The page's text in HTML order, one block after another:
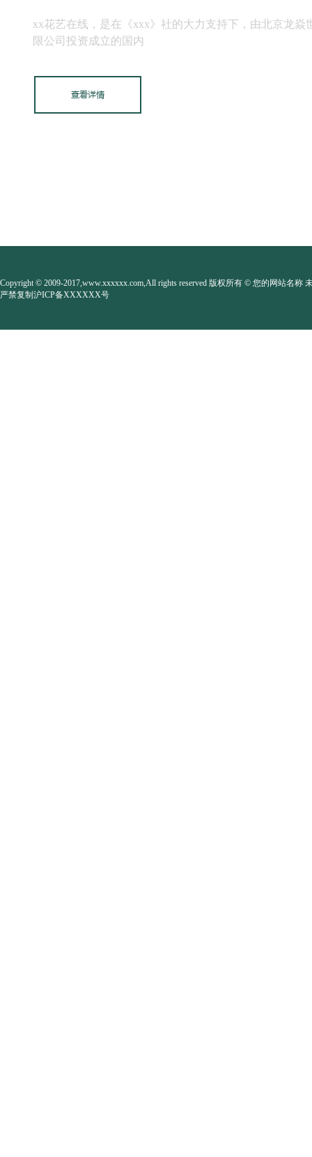
xx花艺在线，是在《xxx》社的大力支持下，由北京龙焱
限公司投资成立的国内
Copyright © 2009-2017,www.xxxxxx.com,All rights reserved 版权所有 © 您的网站名称
严禁复制沪ICP备XXXXXX号